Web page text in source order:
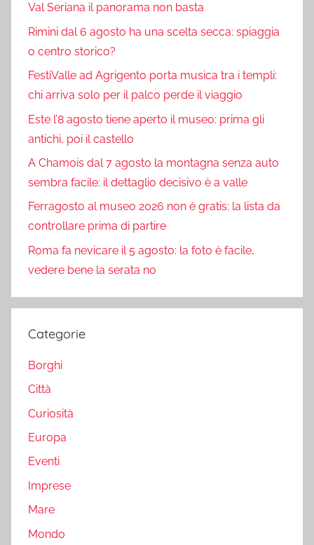
Val Seriana il panorama non basta
Rimini dal 6 agosto ha una scelta secca: spiaggia
o centro storico?
FestiValle ad Agrigento porta musica tra i templi:
chi arriva solo per il palco perde il viaggio
Este l’8 agosto tiene aperto il museo: prima gli
antichi, poi il castello
A Chamois dal 7 agosto la montagna senza auto
sembra facile: il dettaglio decisivo è a valle
Ferragosto al museo 2026 non è gratis: la lista da
controllare prima di partire
Roma fa nevicare il 5 agosto: la foto è facile,
vedere bene la serata no
Categorie
Borghi
Città
Curiosità
Europa
Eventi
Imprese
Mare
Mondo